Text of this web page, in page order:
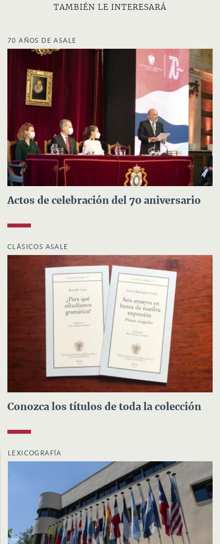
TAMBIÉN LE INTERESARÁ
70 AÑOS DE ASALE
Actos de celebración del 70 aniversario
CLÁSICOS ASALE
Conozca los títulos de toda la colección
LEXICOGRAFÍA